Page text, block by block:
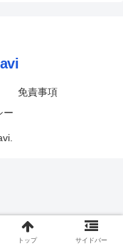
免責事項
ー
トップ サイドバー